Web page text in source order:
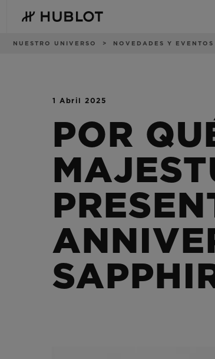
main
Ruta
NUESTRO UNIVERSO NOVEDADES Y EVENTOS
1 Abril 2025
POR
BÚSQUEDA
No hay búsquedas
BIG
SUMMER